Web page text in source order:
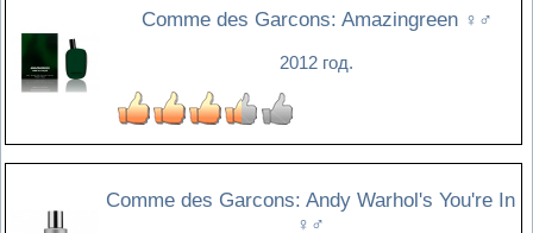
Comme des Garcons: Amazingreen ♀♂
2012 год.
Comme des Garcons: Andy Warhol's You're In
♀♂